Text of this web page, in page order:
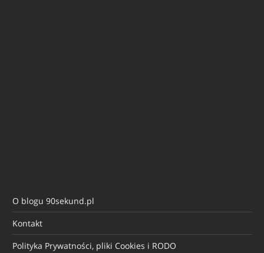
O blogu 90sekund.pl
Kontakt
Polityka Prywatności, pliki Cookies i RODO